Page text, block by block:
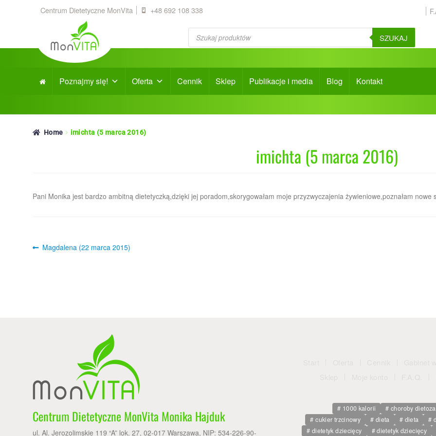
Centrum Dietetyczne MonVita +48 692 108 338
Products
search SZUKAJ
Poznajmy się! Oferta Cennik Sklep Publikacje i media Blog Kontakt
Home imichta (5 marca 2016)
imichta (5 marca 2016)
Pani Monika jest bardzo ambitną dietetyczką,dzięki jej poradom,skorygowałam moje przyzwyczajenia żywieniowe,poznałam
Post
Previous
Magdalena (22 marca 2015)
Centrum Dietetyczne MonVita Monika Hajduk
ul. Al. Jerozolimskie 119 “A” lok. 27, 02-017 Warszawa, NIP: 534-226-90-
1000 kalorii choroby
cukier trzcinowy
dieta dieta
dietetyk dziecięcy
dietetyk dziecięcy